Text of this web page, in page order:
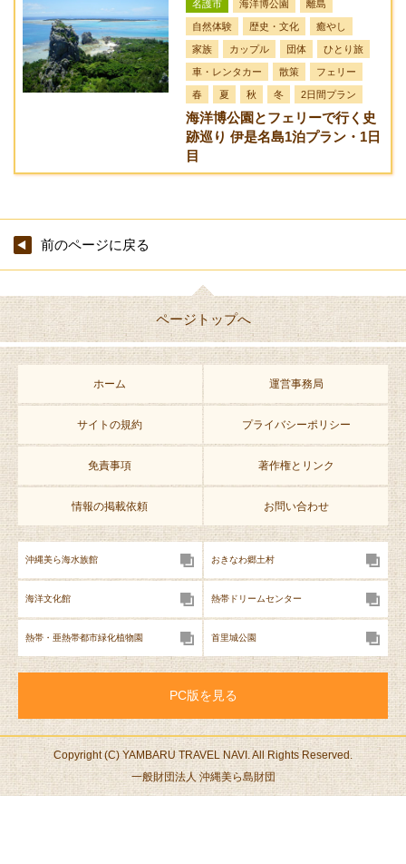
名護市 海洋博公園 離島
自然体験 歴史・文化 癒やし
家族 カップル 団体 ひとり旅
車・レンタカー 散策 フェリー
春 夏 秋 冬 2日間プラン
海洋博公園とフェリーで行く史
跡巡り 伊是名島1泊プラン・1日
目
前のページに戻る
ページトップへ
ホーム 運営事務局
サイトの規約 プライバシーポリシー
免責事項 著作権とリンク
情報の掲載依頼 お問い合わせ
沖縄美ら海水族館 おきなわ郷土村
海洋文化館 熱帯ドリームセンター
熱帯・亜熱帯都市緑化植物園 首里城公園
PC版を見る
Copyright (C) YAMBARU TRAVEL NAVI. All Rights Reserved.
一般財団法人 沖縄美ら島財団